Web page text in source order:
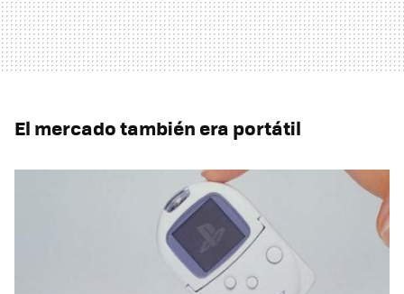
El mercado también era portátil